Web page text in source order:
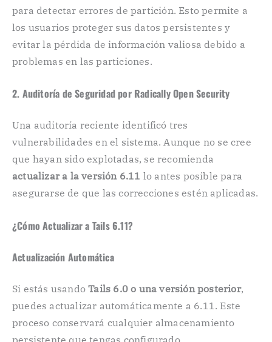
para detectar errores de partición. Esto permite a
los usuarios proteger sus datos persistentes y
evitar la pérdida de información valiosa debido a
problemas en las particiones.
2. Auditoría de Seguridad por Radically Open Security
Una auditoría reciente identificó tres
vulnerabilidades en el sistema. Aunque no se cree
que hayan sido explotadas, se recomienda
actualizar a la versión 6.11 lo antes posible para
asegurarse de que las correcciones estén aplicadas.
¿Cómo Actualizar a Tails 6.11?
Actualización Automática
Si estás usandoTails 6.0 o una versión posterior,
puedes actualizar automáticamente a 6.11. Este
proceso conservará cualquier almacenamiento
persistente que tengas configurado.